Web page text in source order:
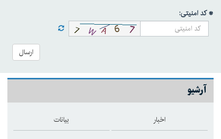
* کد امنیتی:
ارسال
آرشیو
اخبار بیانات